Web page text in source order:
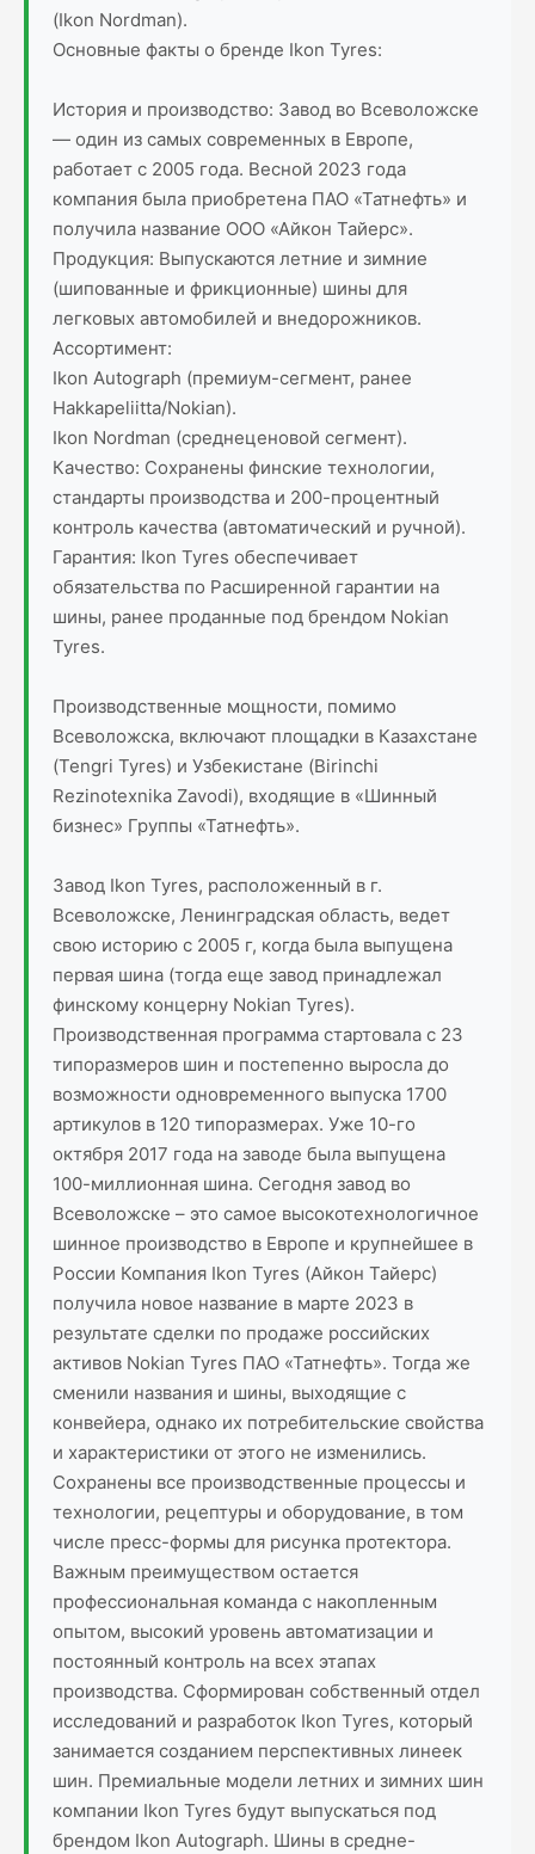
(Ikon Nordman).
Основные факты о бренде Ikon Tyres:
История и производство: Завод во Всеволожске
— один из самых современных в Европе,
работает с 2005 года. Весной 2023 года
компания была приобретена ПАО «Татнефть» и
получила название ООО «Айкон Тайерс».
Продукция: Выпускаются летние и зимние
(шипованные и фрикционные) шины для
легковых автомобилей и внедорожников.
Ассортимент:
Ikon Autograph (премиум-сегмент, ранее
Hakkapeliitta/Nokian).
Ikon Nordman (среднеценовой сегмент).
Качество: Сохранены финские технологии,
стандарты производства и 200-процентный
контроль качества (автоматический и ручной).
Гарантия: Ikon Tyres обеспечивает
обязательства по Расширенной гарантии на
шины, ранее проданные под брендом Nokian
Tyres.
Производственные мощности, помимо
Всеволожска, включают площадки в Казахстане
(Tengri Tyres) и Узбекистане (Birinchi
Rezinotexnika Zavodi), входящие в «Шинный
бизнес» Группы «Татнефть».
Завод Ikon Tyres, расположенный в г.
Всеволожске, Ленинградская область, ведет
свою историю с 2005 г, когда была выпущена
первая шина (тогда еще завод принадлежал
финскому концерну Nokian Tyres).
Производственная программа стартовала с 23
типоразмеров шин и постепенно выросла до
возможности одновременного выпуска 1700
артикулов в 120 типоразмерах. Уже 10-го
октября 2017 года на заводе была выпущена
100-миллионная шина. Сегодня завод во
Всеволожске – это самое высокотехнологичное
шинное производство в Европе и крупнейшее в
России Компания Ikon Tyres (Айкон Тайерс)
получила новое название в марте 2023 в
результате сделки по продаже российских
активов Nokian Tyres ПАО «Татнефть». Тогда же
сменили названия и шины, выходящие с
конвейера, однако их потребительские свойства
и характеристики от этого не изменились.
Сохранены все производственные процессы и
технологии, рецептуры и оборудование, в том
числе пресс-формы для рисунка протектора.
Важным преимуществом остается
профессиональная команда с накопленным
опытом, высокий уровень автоматизации и
постоянный контроль на всех этапах
производства. Сформирован собственный отдел
исследований и разработок Ikon Tyres, который
занимается созданием перспективных линеек
шин. Премиальные модели летних и зимних шин
компании Ikon Tyres будут выпускаться под
брендом Ikon Autograph. Шины в средне-